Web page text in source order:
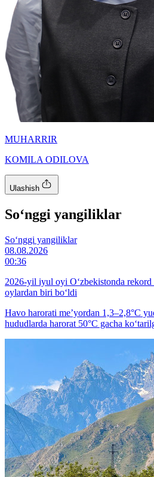
MUHARRIR
KOMILA ODILOVA
Ulashish
So‘nggi yangiliklar
So‘nggi yangiliklar
08.08.2026
00:36
2026-yil iyul oyi O‘zbekistonda rekord
oylardan biri bo‘ldi
Havo harorati me’yordan 1,3–2,8°C
hududlarda harorat 50°C gacha